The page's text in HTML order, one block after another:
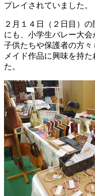
プレイされていました。
２月１４日（２日目）
にも、小学生バレー大
子供たちや保護者の方
メイド作品に興味を持
た。